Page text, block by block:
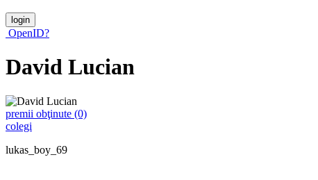
OpenID?
David Lucian
premii obţinute (0)
colegi
lukas_boy_69